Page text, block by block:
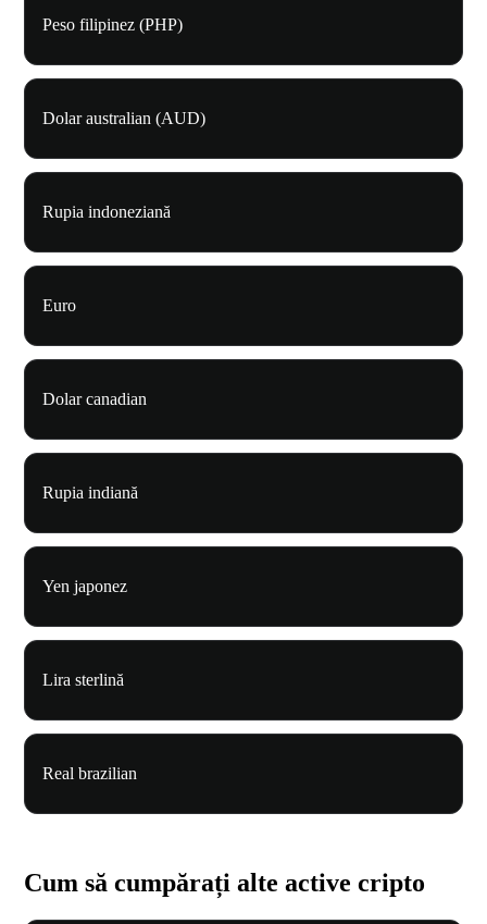
Peso filipinez (PHP)
Dolar australian (AUD)
Rupia indoneziană
Euro
Dolar canadian
Rupia indiană
Yen japonez
Lira sterlină
Real brazilian
Cum să cumpărați alte active cripto